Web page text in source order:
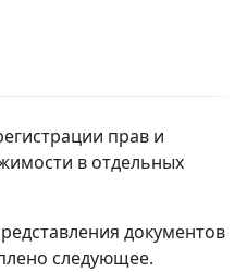
прав и
в отдельных
документов
следующее.